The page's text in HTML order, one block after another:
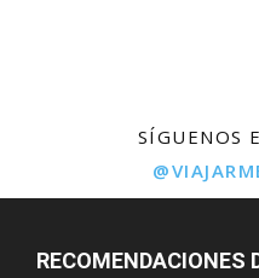
SÍGUENOS
RECOMENDACIONES